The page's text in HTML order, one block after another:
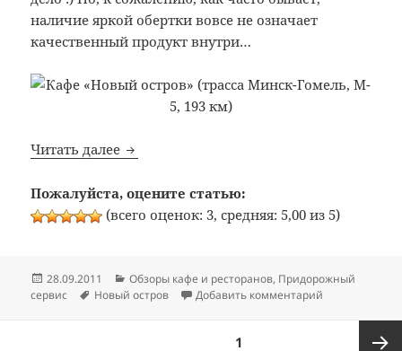
наличие яркой обертки вовсе не означает
качественный продукт внутри…
Читать далее Bon Appetit: №40: Кафе «Новый остров»
Пожалуйста, оцените статью:
(всего оценок: 3, средняя: 5,00 из 5)
Опубликовано
28.09.2011 Рубрики
Обзоры кафе и ресторанов, Придорожный
сервис
Метки
Новый остров Добавить комментарий
1